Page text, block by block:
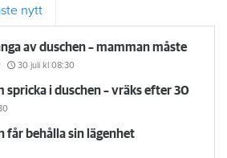
nytt
av duschen – mamman måste
30 juli kl 08:30
spricka i duschen – vräks efter 30
får behålla sin lägenhet